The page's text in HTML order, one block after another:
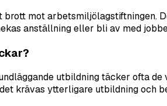
mot
anställning eller bli av med
utbildning täcker ofta
krävas ytterligare utbildning och